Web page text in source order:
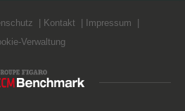
Kontakt
Impressum
Verwaltung